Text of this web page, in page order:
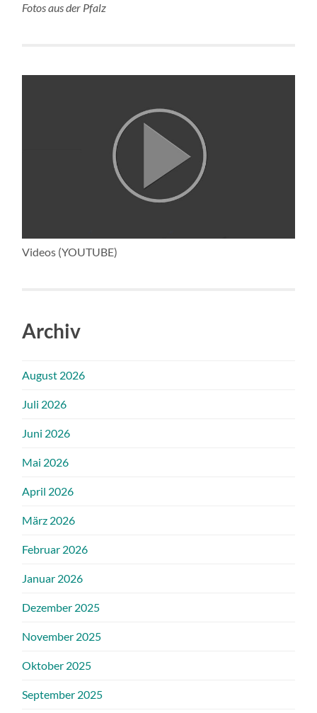
Fotos aus der Pfalz
Videos (YOUTUBE)
Archiv
August 2026
Juli 2026
Juni 2026
Mai 2026
April 2026
März 2026
Februar 2026
Januar 2026
Dezember 2025
November 2025
Oktober 2025
September 2025